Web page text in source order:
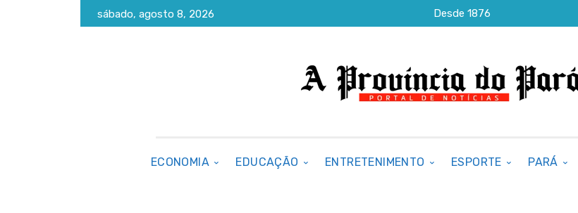
sábado, agosto 8, 2026 Desde 1876
ECONOMIA EDUCAÇÃO ENTRETENIMENTO ESPORTE PARÁ